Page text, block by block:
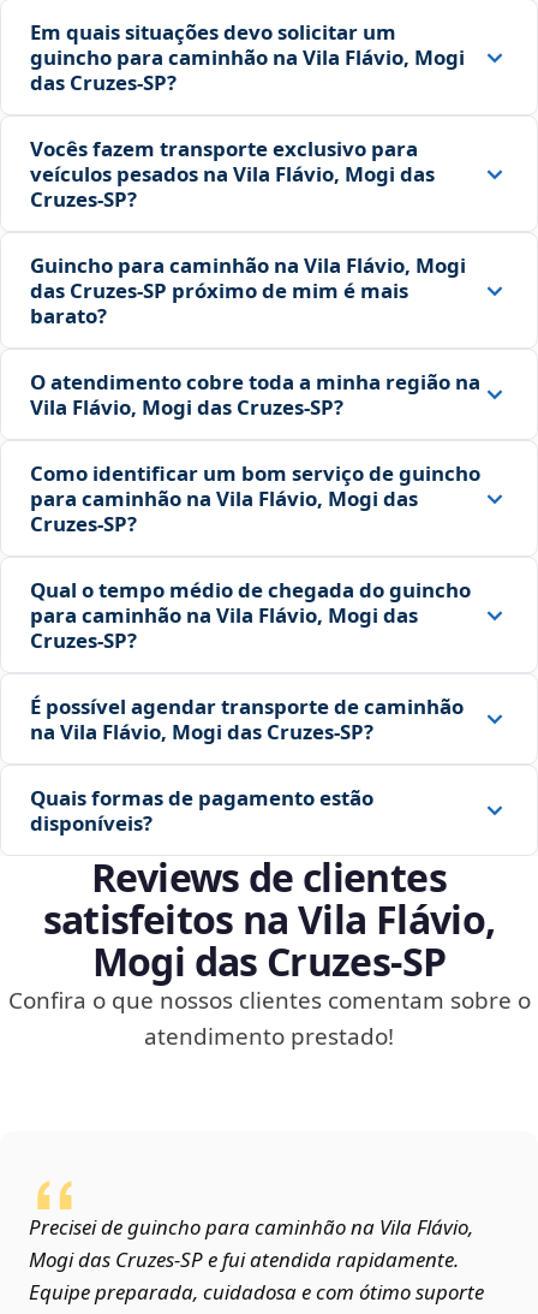
Em quais situações devo solicitar um
guincho para caminhão na Vila Flávio, Mogi
das Cruzes‑SP?
Vocês fazem transporte exclusivo para
veículos pesados na Vila Flávio, Mogi das
Cruzes‑SP?
Guincho para caminhão na Vila Flávio, Mogi
das Cruzes‑SP próximo de mim é mais
barato?
O atendimento cobre toda a minha região na
Vila Flávio, Mogi das Cruzes‑SP?
Como identificar um bom serviço de guincho
para caminhão na Vila Flávio, Mogi das
Cruzes‑SP?
Qual o tempo médio de chegada do guincho
para caminhão na Vila Flávio, Mogi das
Cruzes‑SP?
É possível agendar transporte de caminhão
na Vila Flávio, Mogi das Cruzes‑SP?
Quais formas de pagamento estão
disponíveis?
Reviews de clientes
satisfeitos na Vila Flávio,
Mogi das Cruzes‑SP
Confira o que nossos clientes comentam sobre o
atendimento prestado!
Precisei de guincho para caminhão na Vila Flávio,
Mogi das Cruzes‑SP e fui atendida rapidamente.
Equipe preparada, cuidadosa e com ótimo suporte